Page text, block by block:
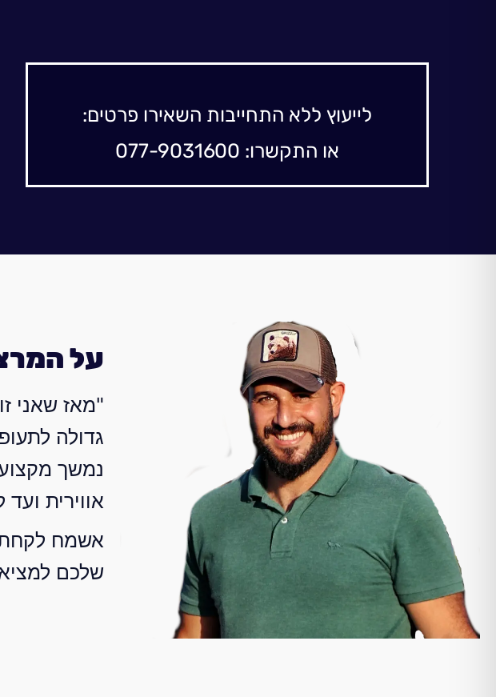
לייעוץ ללא התחייבות השאירו פרטים:
או התקשרו: 077-9031600
על
"מאז שאני
גדולה
נמשך
אווירית ועד
אשמח
שלכם